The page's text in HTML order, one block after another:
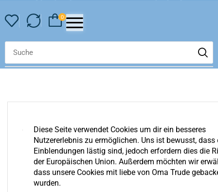
0
YOUR COMPARE IS EMPTY
We invite you to get acquainted with an assortment of our
shop. Surely you can find something for yourself!
Diese Seite verwendet Cookies um dir ein besseres
Nutzererlebnis zu ermöglichen. Uns ist bewusst, dass
Einblendungen lästig sind, jedoch erfordern dies die
der Europäischen Union. Außerdem möchten wir
dass unsere Cookies mit liebe von Oma Trude
wurden.